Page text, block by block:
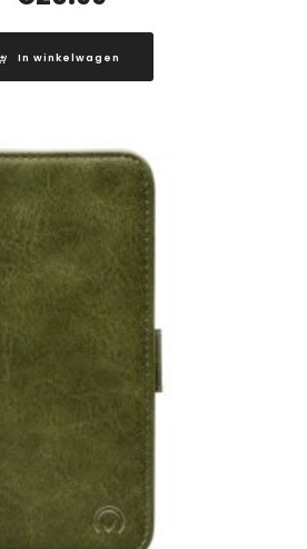
In winkelwagen